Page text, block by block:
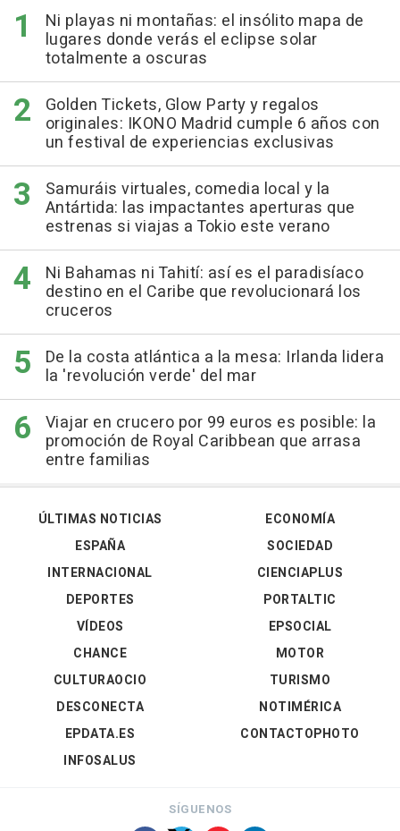
Ni playas ni montañas: el insólito mapa de
lugares donde verás el eclipse solar
totalmente a oscuras
Golden Tickets, Glow Party y regalos
originales: IKONO Madrid cumple 6 años con
un festival de experiencias exclusivas
Samuráis virtuales, comedia local y la
Antártida: las impactantes aperturas que
estrenas si viajas a Tokio este verano
Ni Bahamas ni Tahití: así es el paradisíaco
destino en el Caribe que revolucionará los
cruceros
De la costa atlántica a la mesa: Irlanda lidera
la 'revolución verde' del mar
Viajar en crucero por 99 euros es posible: la
promoción de Royal Caribbean que arrasa
entre familias
ÚLTIMAS NOTICIAS
ESPAÑA
INTERNACIONAL
DEPORTES
VÍDEOS
ECONOMÍA
SOCIEDAD
CIENCIAPLUS
PORTALTIC
EPSOCIAL
CHANCE
CULTURAOCIO
DESCONECTA
EPDATA.ES
INFOSALUS
MOTOR
TURISMO
NOTIMÉRICA
CONTACTOPHOTO
SÍGUENOS